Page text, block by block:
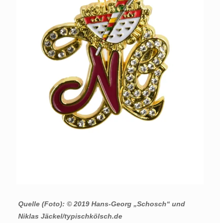
Quelle (Foto): © 2019 Hans-Georg „Schosch“ und
Niklas Jäckel/typischkölsch.de